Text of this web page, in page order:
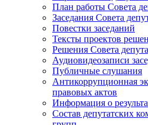
План работы Совета
Заседания Cовета
Повестки заседаний
Тексты проектов
Решения Совета
Аудиовидеозаписи
Публичные слушания
Антикоррупционная
правовых актов
Информация о
Состав депутатских